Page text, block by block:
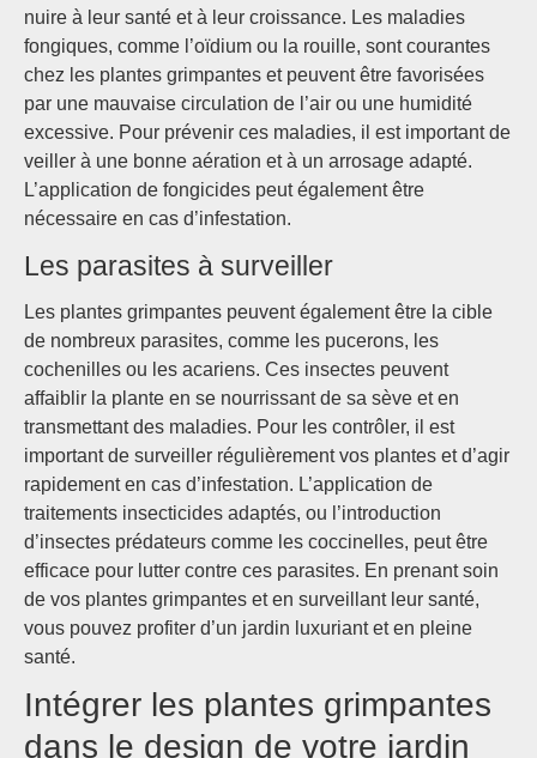
nuire à leur santé et à leur croissance. Les maladies
fongiques, comme l’oïdium ou la rouille, sont courantes
chez les plantes grimpantes et peuvent être favorisées
par une mauvaise circulation de l’air ou une humidité
excessive. Pour prévenir ces maladies, il est important de
veiller à une bonne aération et à un arrosage adapté.
L’application de fongicides peut également être
nécessaire en cas d’infestation.
Les parasites à surveiller
Les plantes grimpantes peuvent également être la cible
de nombreux parasites, comme les pucerons, les
cochenilles ou les acariens. Ces insectes peuvent
affaiblir la plante en se nourrissant de sa sève et en
transmettant des maladies. Pour les contrôler, il est
important de surveiller régulièrement vos plantes et d’agir
rapidement en cas d’infestation. L’application de
traitements insecticides adaptés, ou l’introduction
d’insectes prédateurs comme les coccinelles, peut être
efficace pour lutter contre ces parasites. En prenant soin
de vos plantes grimpantes et en surveillant leur santé,
vous pouvez profiter d’un jardin luxuriant et en pleine
santé.
Intégrer les plantes grimpantes
dans le design de votre jardin